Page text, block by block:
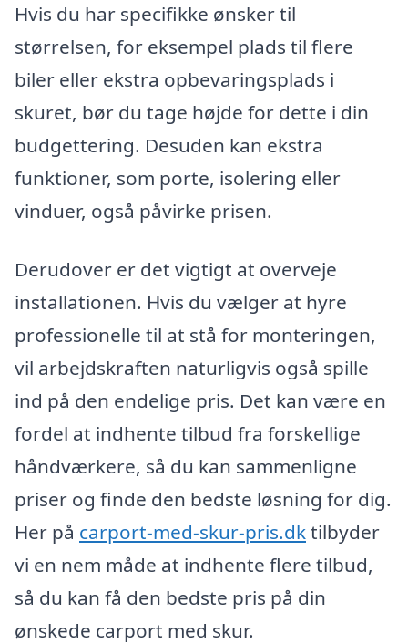
Hvis du har specifikke ønsker til
størrelsen, for eksempel plads til flere
biler eller ekstra opbevaringsplads i
skuret, bør du tage højde for dette i din
budgettering. Desuden kan ekstra
funktioner, som porte, isolering eller
vinduer, også påvirke prisen.
Derudover er det vigtigt at overveje
installationen. Hvis du vælger at hyre
professionelle til at stå for monteringen,
vil arbejdskraften naturligvis også spille
ind på den endelige pris. Det kan være en
fordel at indhente tilbud fra forskellige
håndværkere, så du kan sammenligne
priser og finde den bedste løsning for dig.
Her på carport-med-skur-pris.dktilbyder
vi en nem måde at indhente flere tilbud,
så du kan få den bedste pris på din
ønskede carport med skur.